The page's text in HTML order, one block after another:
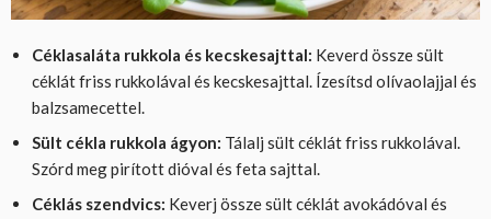
Céklasaláta rukkola és kecskesajttal: Keverd össze sült
céklát friss rukkolával és kecskesajttal. Ízesítsd olívaolajjal és
balzsamecettel.
Sült cékla rukkola ágyon: Tálalj sült céklát friss rukkolával.
Szórd meg pirított dióval és feta sajttal.
Céklás szendvics: Keverj össze sült céklát avokádóval és